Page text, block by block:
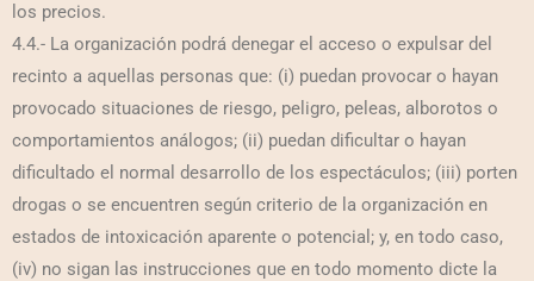
los precios.
4.4.- La organización podrá denegar el acceso o expulsar del
recinto a aquellas personas que: (i) puedan provocar o hayan
provocado situaciones de riesgo, peligro, peleas, alborotos o
comportamientos análogos; (ii) puedan dificultar o hayan
dificultado el normal desarrollo de los espectáculos; (iii) porten
drogas o se encuentren según criterio de la organización en
estados de intoxicación aparente o potencial; y, en todo caso,
(iv) no sigan las instrucciones que en todo momento dicte la